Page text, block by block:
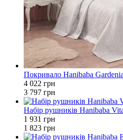
Покривало Hanibaba
4 022 грн
3 797 грн
Набір рушників Hanibaba
1 931 грн
1 823 грн